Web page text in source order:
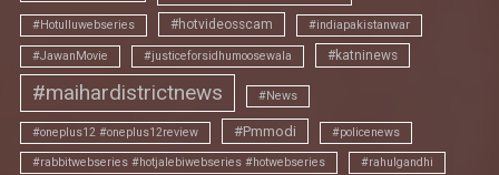
#Hotulluwebseries #hotvideosscam #indiapakistanwar
#JawanMovie #justiceforsidhumoosewala #katninews
#maihardistrictnews #News
#oneplus12 #oneplus12review #Pmmodi #policenews
#rabbitwebseries #hotjalebiwebseries #hotwebseries #rahulgandhi